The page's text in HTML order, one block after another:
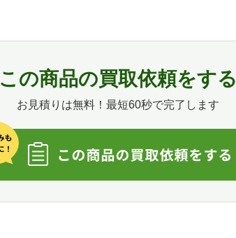
この商品の買取依頼をする
お見積りは無料！最短60秒で完了します